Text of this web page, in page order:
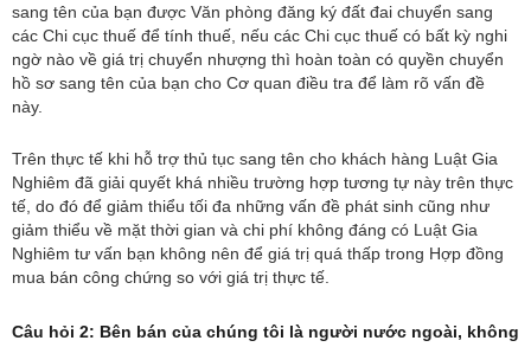
sang tên của bạn được Văn phòng đăng ký đất đai chuyển sang
các Chi cục thuế để tính thuế, nếu các Chi cục thuế có bất kỳ nghi
ngờ nào về giá trị chuyển nhượng thì hoàn toàn có quyền chuyển
hồ sơ sang tên của bạn cho Cơ quan điều tra để làm rõ vấn đề
này.
Trên thực tế khi hỗ trợ thủ tục sang tên cho khách hàng Luật Gia
Nghiêm đã giải quyết khá nhiều trường hợp tương tự này trên thực
tế, do đó để giảm thiểu tối đa những vấn đề phát sinh cũng như
giảm thiểu về mặt thời gian và chi phí không đáng có Luật Gia
Nghiêm tư vấn bạn không nên để giá trị quá thấp trong Hợp đồng
mua bán công chứng so với giá trị thực tế.
Câu hỏi 2: Bên bán của chúng tôi là người nước ngoài, không